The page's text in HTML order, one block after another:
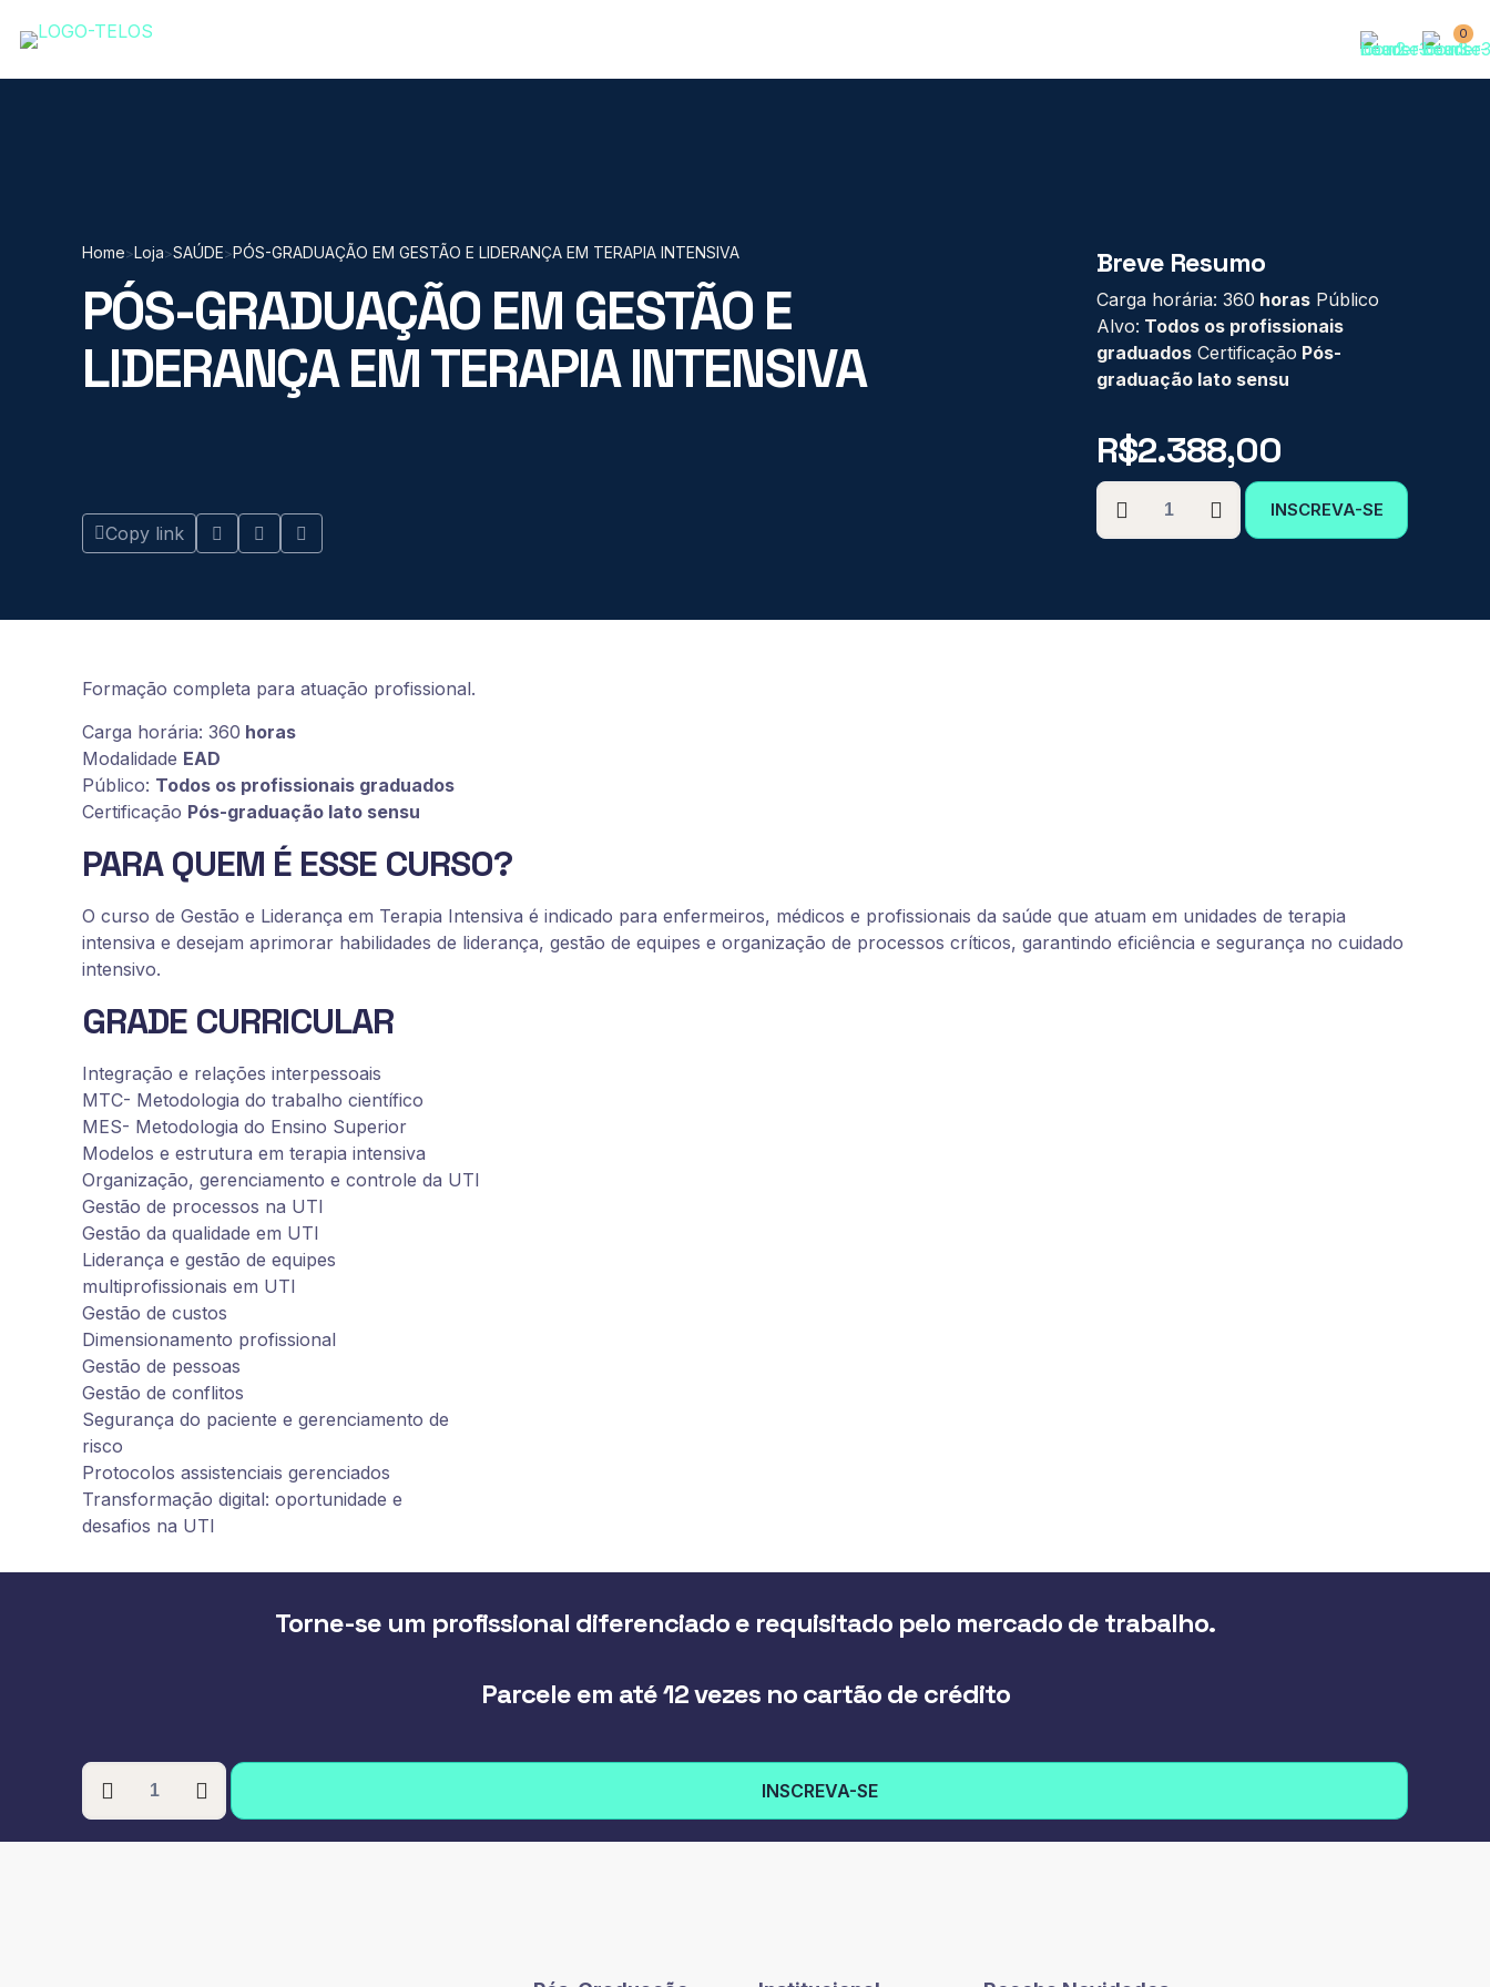
0
Home>Loja>SAÚDE>PÓS-GRADUAÇÃO EM GESTÃO E LIDERANÇA EM TERAPIA INTENSIVA
PÓS-GRADUAÇÃO EM GESTÃO E
LIDERANÇA EM TERAPIA INTENSIVA
Copy link
Breve Resumo
Carga horária: 360 horas Público
Alvo: Todos os profissionais
graduados Certificação Pós-
graduação lato sensu
R$2.388,00
PÓS-
GRADUAÇÃO
LIDERANÇA
INSCREVA-SE
Formação completa para atuação profissional.
Carga horária: 360 horas
Modalidade EAD
Público: Todos os profissionais graduados
Certificação Pós-graduação lato sensu
PARA QUEM É ESSE CURSO?
O curso de Gestão e Liderança em Terapia Intensiva é indicado para enfermeiros, médicos e profissionais da saúde que atuam em unidades de terapia
intensiva e desejam aprimorar habilidades de liderança, gestão de equipes e organização de processos críticos, garantindo eficiência e segurança no cuidado
intensivo.
GRADE CURRICULAR
Integração e relações interpessoais
MTC- Metodologia do trabalho científico
MES- Metodologia do Ensino Superior
Modelos e estrutura em terapia intensiva
Organização, gerenciamento e controle da UTI
Gestão de processos na UTI
Gestão da qualidade em UTI
Liderança e gestão de equipes
multiprofissionais em UTI
Gestão de custos
Dimensionamento profissional
Gestão de pessoas
Gestão de conflitos
Segurança do paciente e gerenciamento de
risco
Protocolos assistenciais gerenciados
Transformação digital: oportunidade e
desafios na UTI
Torne-se um profissional diferenciado e requisitado pelo mercado de trabalho.
Parcele em até 12 vezes no cartão de crédito
PÓS-
GRADUAÇÃO
INSCREVA-SE